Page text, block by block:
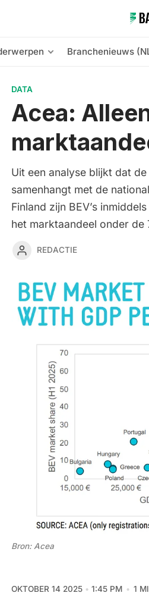
Branchenieuws
DATA
Acea:
Uit een analyse blijkt dat
samenhangt met de
Finland zijn BEV’s
het marktaandeel onder de
REDACTIE
Bron: Acea
OKTOBER 14 2025 1:45 PM 1